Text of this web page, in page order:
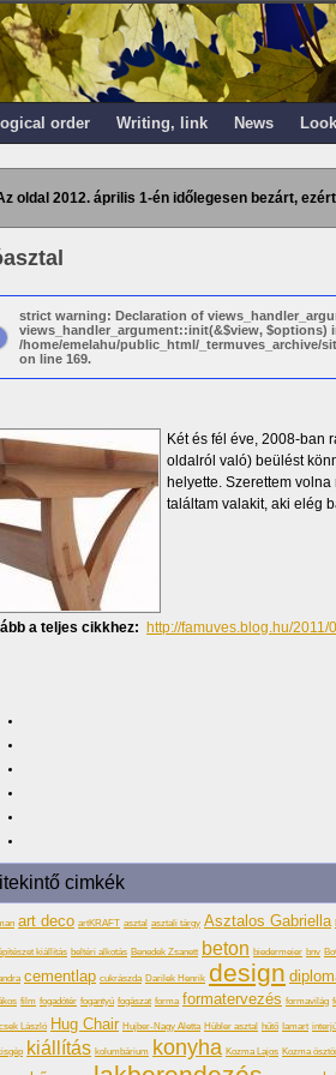
order Writing, link News
oldal 2012. április 1-én időlegesen bezárt,
strict warning: Declaration of
views_handler_argument::init(&$view, $options)
/home/emelahu/public_html/_termuves_archive/
on line 169.
Két és fél éve, 2008-ban
oldalról való) beülést
helyette. Szerettem
találtam valakit, aki elég
a teljes cikkhez: http://famuves.blog.hu/2011/
cimkék
art deco artKRAFT asztal asztali tárgy Asztalos Gabriella
kiállítás beltéri alkotás Benedek Zsanett beton biedermeier bnv
cementlap cukrászda Darilek Henrik design
film fogadótér fogantyú fogászat forma formatervezés formavilág
László Hug Chair Hujber-Nagy Aletta Hübler asztal hűtő Iamart interjú
kiállítás kolumbárium konyha Kozma Lajos Kozma